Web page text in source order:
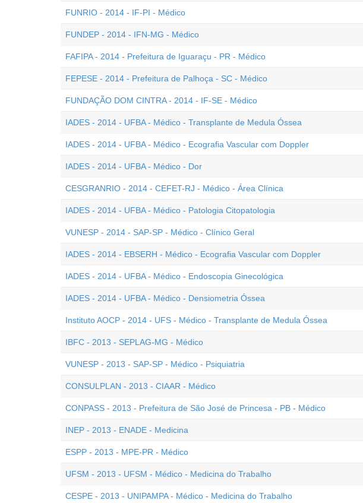
FUNRIO - 2014 - IF-PI - Médico
FUNDEP - 2014 - IFN-MG - Médico
FAFIPA - 2014 - Prefeitura de Iguaraçu - PR - Médico
FEPESE - 2014 - Prefeitura de Palhoça - SC - Médico
FUNDAÇÃO DOM CINTRA - 2014 - IF-SE - Médico
IADES - 2014 - UFBA - Médico - Transplante de Medula Óssea
IADES - 2014 - UFBA - Médico - Ecografia Vascular com Doppler
IADES - 2014 - UFBA - Médico - Dor
CESGRANRIO - 2014 - CEFET-RJ - Médico - Área Clínica
IADES - 2014 - UFBA - Médico - Patologia Citopatologia
VUNESP - 2014 - SAP-SP - Médico - Clínico Geral
IADES - 2014 - EBSERH - Médico - Ecografia Vascular com Doppler
IADES - 2014 - UFBA - Médico - Endoscopia Ginecológica
IADES - 2014 - UFBA - Médico - Densiometria Óssea
Instituto AOCP - 2014 - UFS - Médico - Transplante de Medula Óssea
IBFC - 2013 - SEPLAG-MG - Médico
VUNESP - 2013 - SAP-SP - Médico - Psiquiatria
CONSULPLAN - 2013 - CIAAR - Médico
CONPASS - 2013 - Prefeitura de São José de Princesa - PB - Médico
INEP - 2013 - ENADE - Medicina
ESPP - 2013 - MPE-PR - Médico
UFSM - 2013 - UFSM - Médico - Medicina do Trabalho
CESPE - 2013 - UNIPAMPA - Médico - Medicina do Trabalho